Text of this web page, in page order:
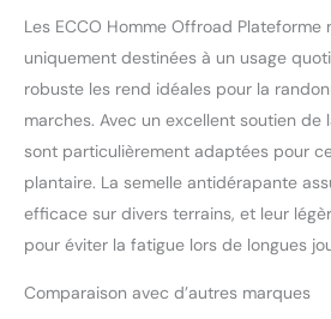
Les ECCO Homme Offroad Plateforme
uniquement destinées à un usage
robuste les rend idéales pour la
marches. Avec un excellent soutien de
sont particulièrement adaptées pour
plantaire. La semelle antidérapante
efficace sur divers terrains, et leur
pour éviter la fatigue lors de longues
Comparaison avec d’autres marques